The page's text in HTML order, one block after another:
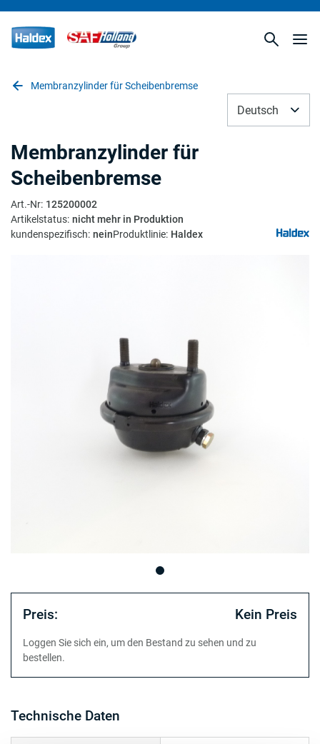
Membranzylinder für Scheibenbremse
Deutsch
Membranzylinder für
Scheibenbremse
Art.-Nr: 125200002
Artikelstatus: nicht mehr in Produktion
kundenspezifisch: neinProduktlinie: Haldex
Preis: Kein Preis
Loggen Sie sich ein, um den Bestand zu sehen und zu
bestellen.
Technische Daten